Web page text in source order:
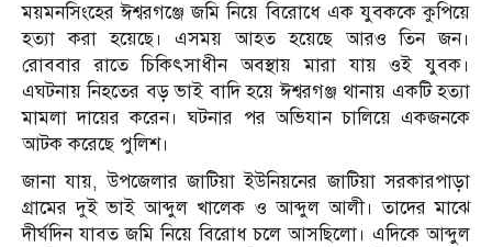
ময়মনসিংহের ঈশ্বরগঞ্জে জমি নিয়ে বিরোধে এক যুবককে কুপিয়ে
হত্যা করা হয়েছে। এসময় আহত হয়েছে আরও তিন জন।
রোববার রাতে চিকিৎসাধীন অবস্থায় মারা যায় ওই যুবক।
এঘটনায় নিহতের বড় ভাই বাদি হয়ে ঈশ্বরগঞ্জ থানায় একটি হত্যা
মামলা দায়ের করেন। ঘটনার পর অভিযান চালিয়ে একজনকে
আটক করেছে পুলিশ।
জানা যায়, উপজেলার জাটিয়া ইউনিয়নের জাটিয়া সরকারপাড়া
গ্রামের দুই ভাই আব্দুল খালেক ও আব্দুল আলী। তাদের মাঝে
দীর্ঘদিন যাবত জমি নিয়ে বিরোধ চলে আসছিলো। এদিকে আব্দুল